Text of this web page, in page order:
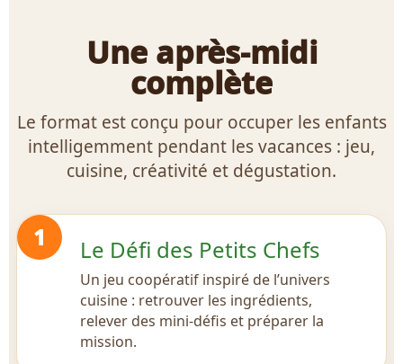
Une après-midi
complète
Le format est conçu pour occuper les enfants
intelligemment pendant les vacances : jeu,
cuisine, créativité et dégustation.
1 Le Défi des Petits Chefs
Un jeu coopératif inspiré de l’univers
cuisine : retrouver les ingrédients,
relever des mini-défis et préparer la
mission.